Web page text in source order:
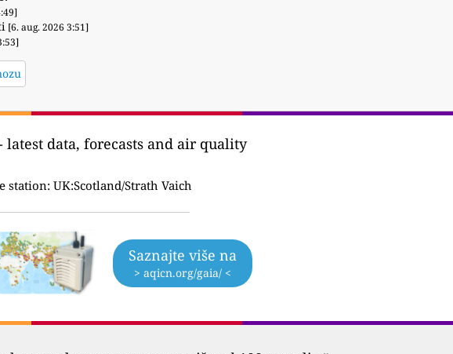
[6. aug. 2026 3:51]
data, forecasts and air quality
station: UK:Scotland/Strath Vaich
Saznajte više na
> aqicn.org/gaia/ <